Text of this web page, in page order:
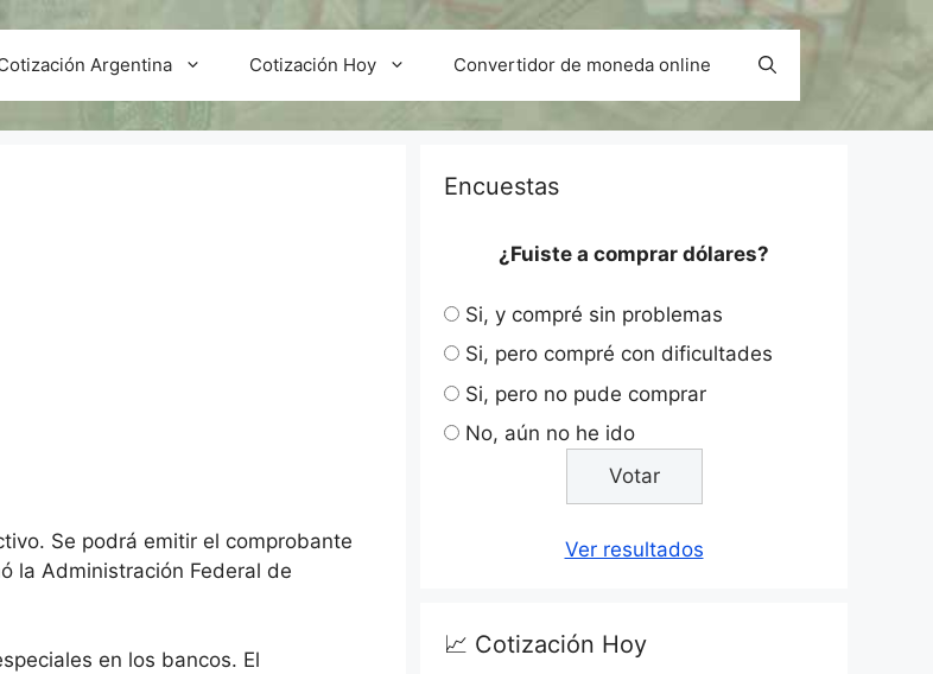
Argentina Cotización Hoy Convertidor de moneda online
Se podrá emitir el comprobante
la Administración Federal de
en los bancos. El
Encuestas
¿Fuiste a comprar dólares?
Si, y compré sin problemas
Si, pero compré con dificultades
Si, pero no pude comprar
No, aún no he ido
Ver resultados
📈 Cotización Hoy